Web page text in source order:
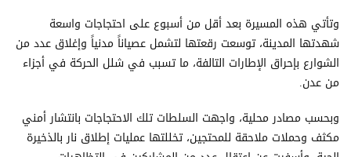
وتأتي هذه المسيرة بعد أقل من أسبوع على احتجاجات واسعة
شهدتها المدينة، توسعت رقعتها لتشمل عصياناً مدنياً وإغلاق عدد من
الشوارع بإحراق الإطارات التالفة، ما تسبب في شلل الحركة في أجزاء
من عدن.
وبحسب مصادر محلية، واجهت السلطات تلك الاحتجاجات بانتشار أمني
مكثف وحملات ملاحقة للمحتجين، تخللتها عمليات إطلاق نار بالذخيرة